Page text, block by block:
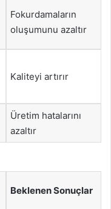
Fokurdamaların
oluşumunu azaltır
Kaliteyi artırır
Üretim hatalarını
azaltır
Beklenen Sonuçlar